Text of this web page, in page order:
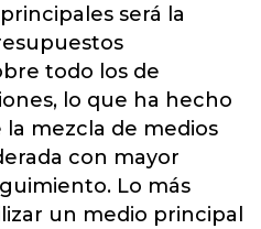
será la
todo los de
lo que ha hecho
mezcla de medios
con mayor
Lo más
un medio principal